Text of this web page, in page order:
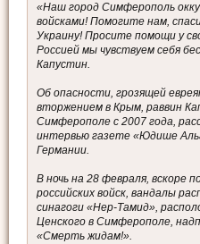
«Наш город Симферополь
войсками! Помогите нам,
Украину! Просите помощи у
Россией мы чувствуем себя
Капустин.
Об опасности, грозящей
вторжением в Крым, раввин
Симферополе с 2007 года,
интервью газете «Юдише
Германии.
В ночь на 28 февраля, вскоре
российских войск, вандалы
синагоги «Нер-Тамид»,
Ценского в Симферополе,
«Смерть жидам!».